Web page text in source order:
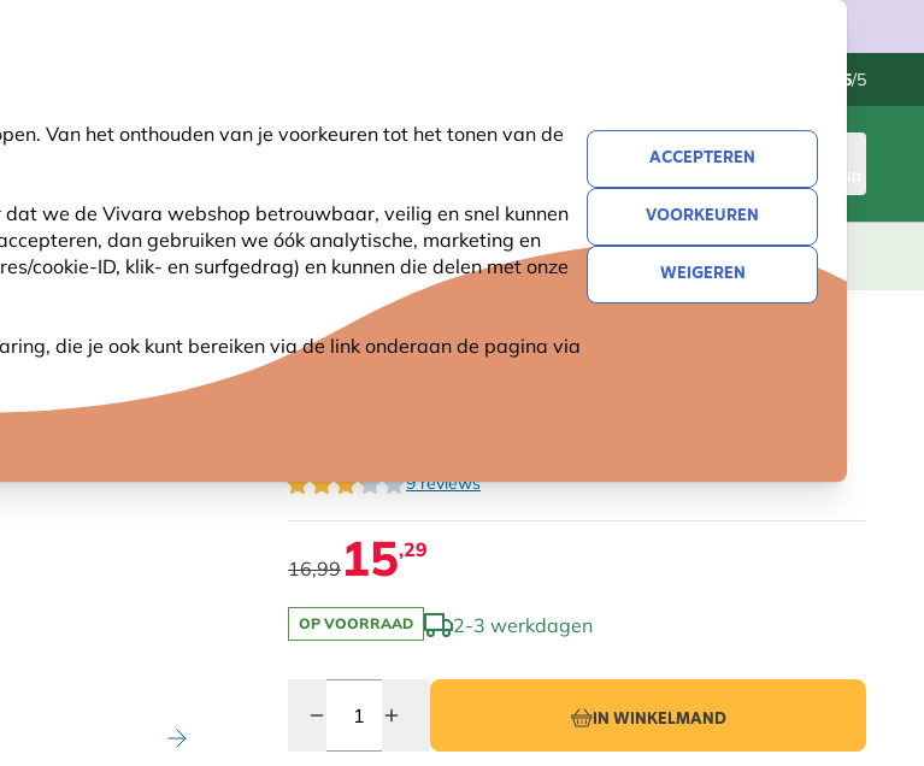
Van het onthouden van je voorkeuren tot het tonen van de
we de Vivara webshop betrouwbaar, veilig en snel kunnen
dan gebruiken we óók analytische, marketing en
cookie-ID, klik- en surfgedrag) en kunnen die delen met onze
die je ook kunt bereiken via de link onderaan de pagina via
ACCEPTEREN
VOORKEUREN
WEIGEREN
4.5/5
WINKELMAND
DIEREN PLANTEN NATUURBELEVING CADEAUS NIEUW SALE
9 reviews
16,99 15,29
OP VOORRAAD 2-3 werkdagen
IN WINKELMAND